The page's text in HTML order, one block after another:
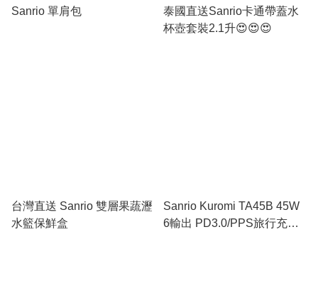
Sanrio 單肩包
泰國直送Sanrio卡通帶蓋水
杯壺套裝2.1升😍😍😍
台灣直送 Sanrio 雙層果蔬瀝
水籃保鮮盒
Sanrio Kuromi TA45B 45W
6輸出 PD3.0/PPS旅行充電